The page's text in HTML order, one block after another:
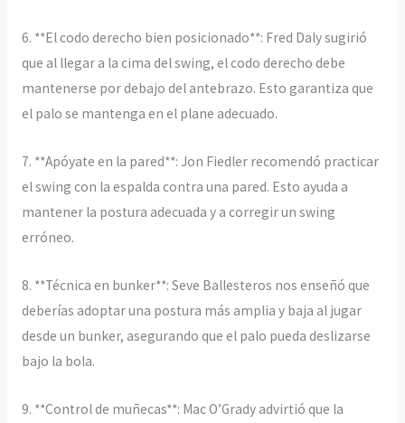
6. **El codo derecho bien posicionado**: Fred Daly sugirió
que al llegar a la cima del swing, el codo derecho debe
mantenerse por debajo del antebrazo. Esto garantiza que
el palo se mantenga en el plane adecuado.
7. **Apóyate en la pared**: Jon Fiedler recomendó practicar
el swing con la espalda contra una pared. Esto ayuda a
mantener la postura adecuada y a corregir un swing
erróneo.
8. **Técnica en bunker**: Seve Ballesteros nos enseñó que
deberías adoptar una postura más amplia y baja al jugar
desde un bunker, asegurando que el palo pueda deslizarse
bajo la bola.
9. **Control de muñecas**: Mac O’Grady advirtió que la